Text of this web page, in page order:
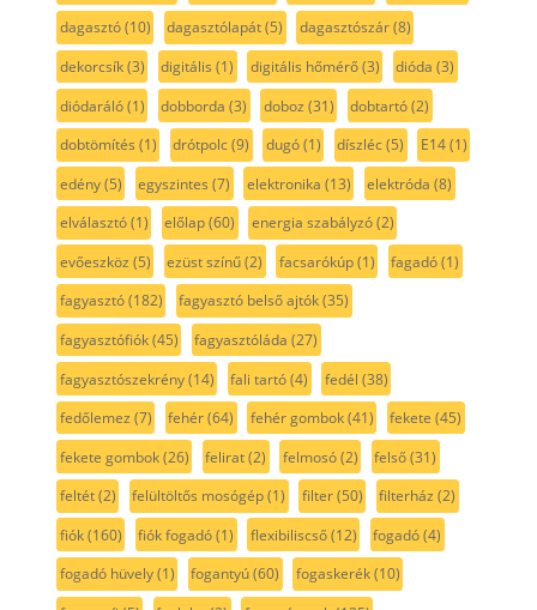
dagasztó(10) dagasztólapát(5) dagasztószár(8)
dekorcsík(3) digitális (1) digitális hőmérő(3) dióda (3)
diódaráló(1) dobborda (3) doboz (31) dobtartó(2)
dobtömítés (1) drótpolc(9) dugó(1) díszléc(5) E14(1)
edény(5) egyszintes (7) elektronika (13) elektróda (8)
elválasztó(1) előlap(60) energia szabályzó(2)
evőeszköz (5) ezüst színű(2) facsarókúp(1) fagadó(1)
fagyasztó(182) fagyasztó belső ajtók(35)
fagyasztófiók(45) fagyasztóláda (27)
fagyasztószekrény(14) fali tartó(4) fedél (38)
fedőlemez (7) fehér(64) fehér gombok(41) fekete (45)
fekete gombok(26) felirat(2) felmosó(2) felső(31)
feltét(2) felültöltős mosógép(1) filter(50) filterház (2)
fiók(160) fiók fogadó(1) flexibiliscső(12) fogadó(4)
fogadó hüvely(1) fogantyú(60) fogaskerék(10)